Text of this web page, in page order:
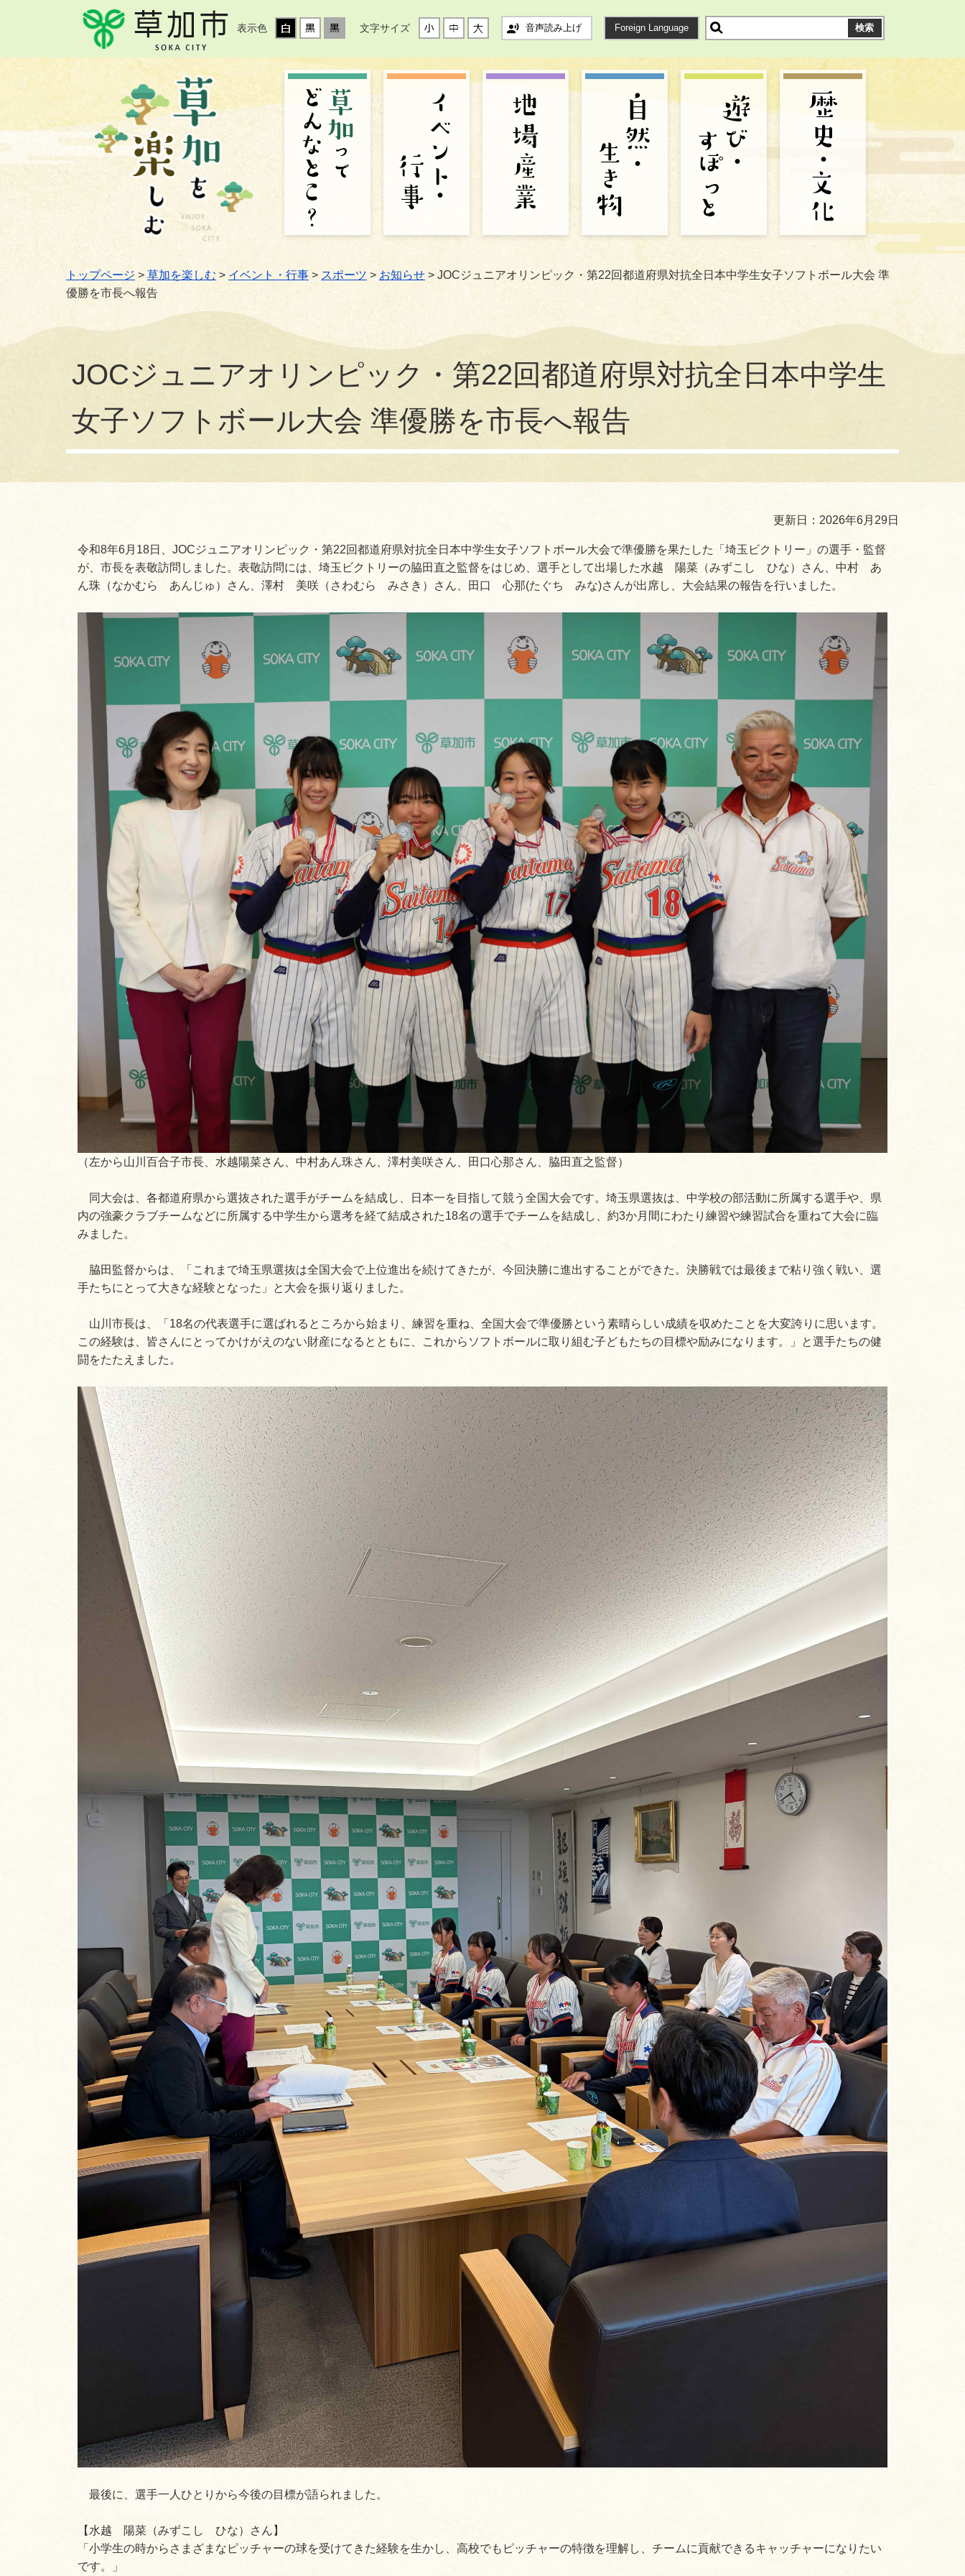
表示色 文字サイズ 音声読み上げ Foreign Language
トップページ > 草加を楽しむ > イベント・行事 > スポーツ > お知らせ > JOCジュニアオリンピック・第22回都道府県対抗全日本中学生女子ソフトボール大会 準
優勝を市長へ報告
JOCジュニアオリンピック・第22回都道府県対抗全日本中学生
女子ソフトボール大会 準優勝を市長へ報告
更新日：2026年6月29日
令和8年6月18日、JOCジュニアオリンピック・第22回都道府県対抗全日本中学生女子ソフトボール大会で準優勝を果たした「埼玉ビクトリー」の選手・監督
が、市長を表敬訪問しました。表敬訪問には、埼玉ビクトリーの脇田直之監督をはじめ、選手として出場した水越 陽菜（みずこし ひな）さん、中村 あ
ん珠（なかむら あんじゅ）さん、澤村 美咲（さわむら みさき）さん、田口 心那(たぐち みな)さんが出席し、大会結果の報告を行いました。
（左から山川百合子市長、水越陽菜さん、中村あん珠さん、澤村美咲さん、田口心那さん、脇田直之監督）
同大会は、各都道府県から選抜された選手がチームを結成し、日本一を目指して競う全国大会です。埼玉県選抜は、中学校の部活動に所属する選手や、県
内の強豪クラブチームなどに所属する中学生から選考を経て結成された18名の選手でチームを結成し、約3か月間にわたり練習や練習試合を重ねて大会に臨
みました。
脇田監督からは、「これまで埼玉県選抜は全国大会で上位進出を続けてきたが、今回決勝に進出することができた。決勝戦では最後まで粘り強く戦い、選
手たちにとって大きな経験となった」と大会を振り返りました。
山川市長は、「18名の代表選手に選ばれるところから始まり、練習を重ね、全国大会で準優勝という素晴らしい成績を収めたことを大変誇りに思います。
この経験は、皆さんにとってかけがえのない財産になるとともに、これからソフトボールに取り組む子どもたちの目標や励みになります。」と選手たちの健
闘をたたえました。
最後に、選手一人ひとりから今後の目標が語られました。
【水越 陽菜（みずこし ひな）さん】
「小学生の時からさまざまなピッチャーの球を受けてきた経験を生かし、高校でもピッチャーの特徴を理解し、チームに貢献できるキャッチャーになりたい
です。」